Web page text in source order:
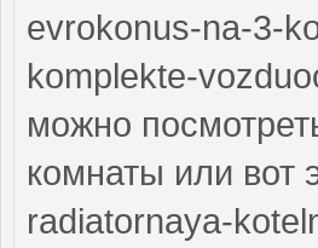
evrokonus-na-3-
komplekte-
можно
комнаты или вот
radiatornaya-